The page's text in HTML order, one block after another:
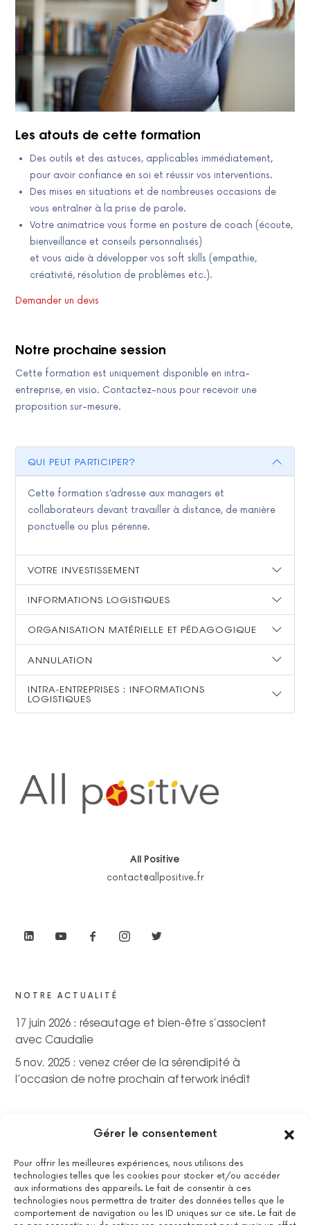
Gérer le consentement
Pour offrir les meilleures expériences, nous utilisons des
technologies telles que les cookies pour stocker et/ou accéder
aux informations des appareils. Le fait de consentir à ces
technologies nous permettra de traiter des données telles que le
comportement de navigation ou les ID uniques sur ce site. Le fait de
Les atouts de cette formation
Des outils et des astuces, applicables immédiatement,
pour avoir confiance en soi et réussir vos interventions.
Des mises en situations et de nombreuses occasions de
vous entraîner à la prise de parole.
Votre animatrice vous forme en posture de coach (écoute,
bienveillance et conseils personnalisés)
et vous aide à développer vos soft skills (empathie,
créativité, résolution de problèmes etc.).
Demander un devis
Notre prochaine session
Cette formation est uniquement disponible en intra-
entreprise, en visio. Contactez-nous pour recevoir une
proposition sur-mesure.
QUI PEUT PARTICIPER?
Cette formation s’adresse aux managers et
collaborateurs devant travailler à distance, de manière
ponctuelle ou plus pérenne.
VOTRE INVESTISSEMENT
INFORMATIONS LOGISTIQUES
ORGANISATION MATÉRIELLE ET PÉDAGOGIQUE
ANNULATION
INTRA-ENTREPRISES : INFORMATIONS
LOGISTIQUES
All Positive
contact@allpositive.fr
NOTRE ACTUALITÉ
17 juin 2026 : réseautage et bien-être s’associent
avec Caudalie
5 nov. 2025 : venez créer de la sérendipité à
l’occasion de notre prochain afterwork inédit